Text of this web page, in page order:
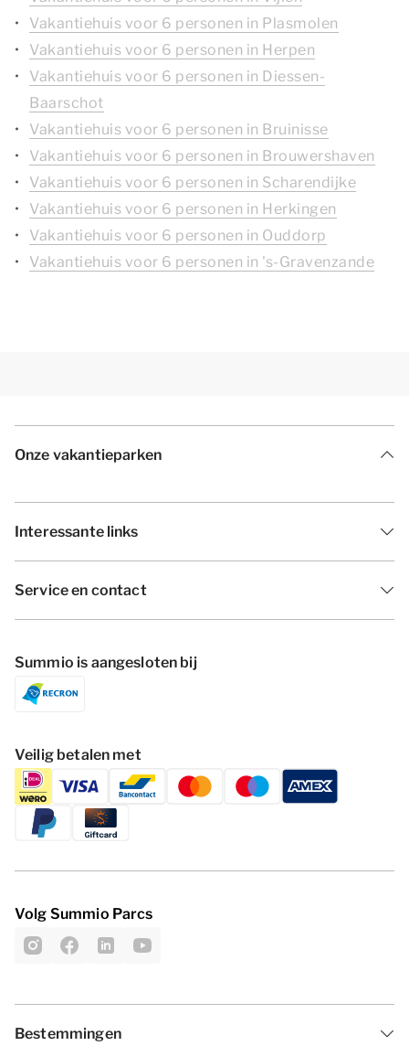
Vakantiehuis voor 6 personen in Plasmolen
Vakantiehuis voor 6 personen in Herpen
Vakantiehuis voor 6 personen in Diessen-
Baarschot
Vakantiehuis voor 6 personen in Bruinisse
Vakantiehuis voor 6 personen in Brouwershaven
Vakantiehuis voor 6 personen in Scharendijke
Vakantiehuis voor 6 personen in Herkingen
Vakantiehuis voor 6 personen in Ouddorp
Vakantiehuis voor 6 personen in 's-Gravenzande
Onze vakantieparken
Interessante links
Service en contact
Summio is aangesloten bij
Veilig betalen met
Volg Summio Parcs
Bestemmingen